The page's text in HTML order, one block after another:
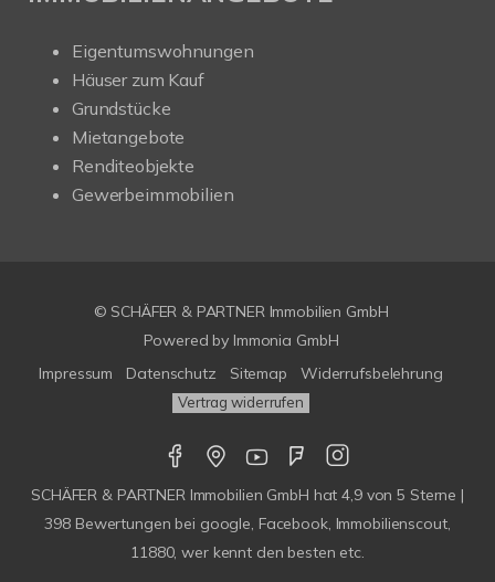
Eigentumswohnungen
Häuser zum Kauf
Grundstücke
Mietangebote
Renditeobjekte
Gewerbeimmobilien
© SCHÄFER & PARTNER Immobilien GmbH
Powered by Immonia GmbH
Impressum
Datenschutz Sitemap Widerrufsbelehrung
Vertrag widerrufen
SCHÄFER & PARTNER Immobilien GmbH hat4,9von5 Sterne |
398 Bewertungen bei google, Facebook, Immobilienscout,
11880, wer kennt den besten etc.